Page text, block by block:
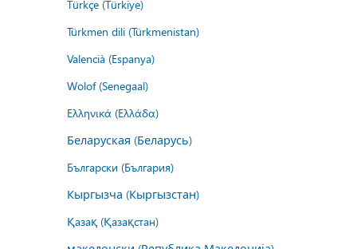
Türkçe (Türkiye)
Türkmen dili (Türkmenistan)
Valencià (Espanya)
Wolof (Senegaal)
Ελληνικά (Ελλάδα)
Беларуская (Беларусь)
Български (България)
Кыргызча (Кыргызстан)
Қазақ (Қазақстан)